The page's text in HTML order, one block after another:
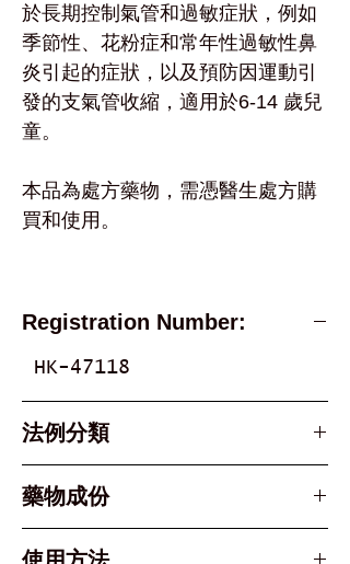
於長期控制氣管和過敏症狀，例如
季節性、花粉症和常年性過敏性鼻
炎引起的症狀，以及預防因運動引
發的支氣管收縮，適用於6-14 歲兒
童。
本品為處方藥物，需憑醫生處方購
買和使用。
Registration Number:
HK-47118
法例分類
Schedule 3 Poison
藥物成份